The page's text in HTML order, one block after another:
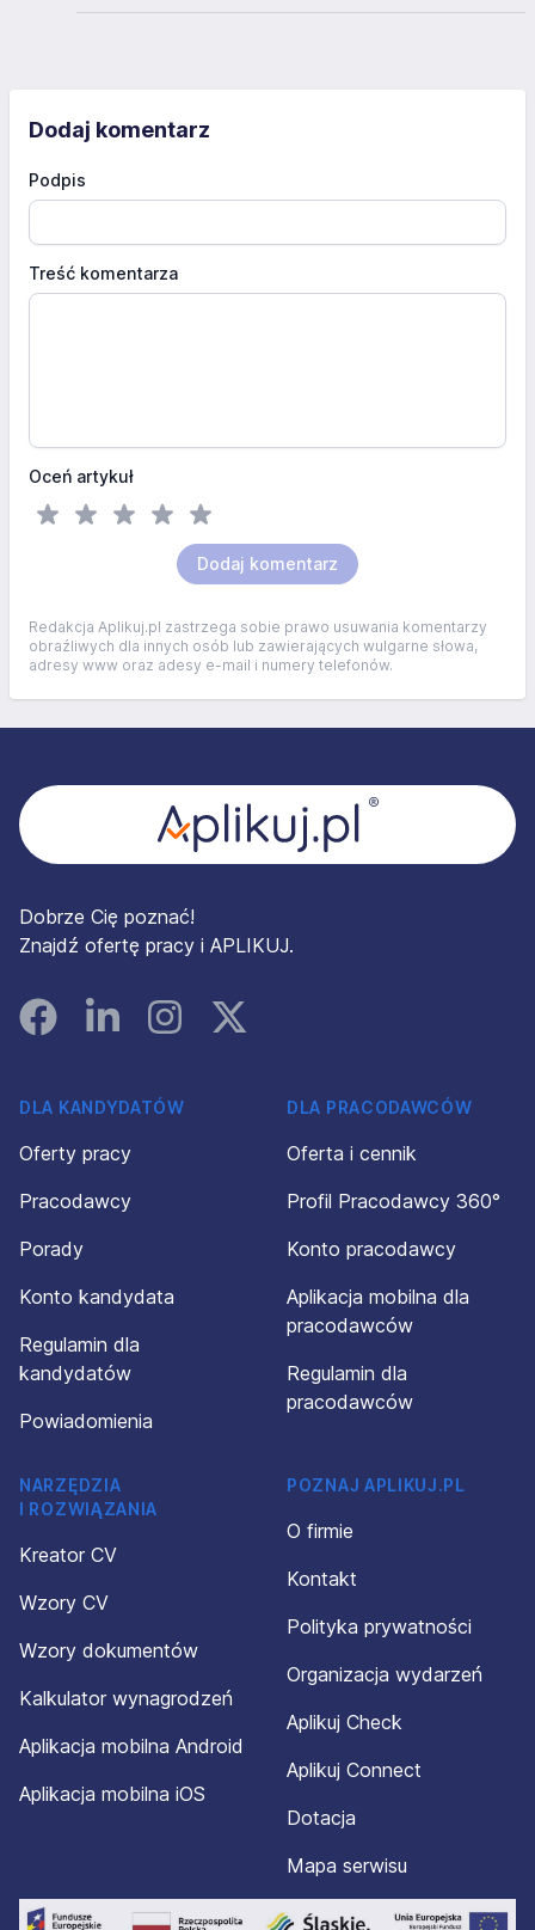
Dodaj komentarz
Podpis
Treść komentarza
Oceń artykuł
Dodaj komentarz
Redakcja Aplikuj.pl zastrzega sobie prawo usuwania komentarzy
obraźliwych dla innych osób lub zawierających wulgarne słowa,
adresy www oraz adesy e-mail i numery telefonów.
Dobrze Cię poznać!
Znajdź ofertę pracy i APLIKUJ.
FacebookLinked InInstagramInstagram
DLA KANDYDATÓW
Oferty pracy
Pracodawcy
Porady
Konto kandydata
Regulamin dla
kandydatów
Powiadomienia
DLA PRACODAWCÓW
Oferta i cennik
Profil Pracodawcy 360°
Konto pracodawcy
Aplikacja mobilna dla
pracodawców
Regulamin dla
pracodawców
NARZĘDZIA
I ROZWIĄZANIA
Kreator CV
Wzory CV
Wzory dokumentów
Kalkulator wynagrodzeń
Aplikacja mobilna Android
Aplikacja mobilna iOS
POZNAJ APLIKUJ.PL
O firmie
Kontakt
Polityka prywatności
Organizacja wydarzeń
Aplikuj Check
Aplikuj Connect
Dotacja
Mapa serwisu